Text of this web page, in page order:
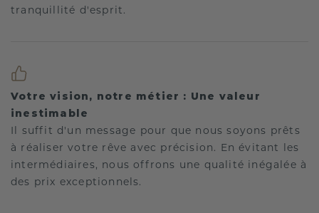
tranquillité d'esprit.
Votre vision, notre métier : Une valeur
inestimable
Il suffit d'un message pour que nous soyons prêts
à réaliser votre rêve avec précision. En évitant les
intermédiaires, nous offrons une qualité inégalée à
des prix exceptionnels.